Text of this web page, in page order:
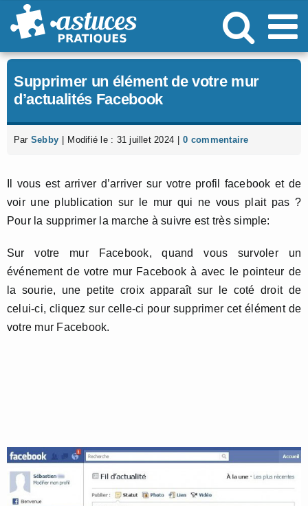
Passer
au
Supprimer un élément de votre mur
d’actualités Facebook
Par Sebby Modifié le : 31 juillet 2024 0 commentaire
Il vous est arriver d’arriver sur votre profil facebook et de
voir une plublication sur le mur qui ne vous plait pas ?
Pour la supprimer la marche à suivre est très simple:
Sur votre mur Facebook, quand vous survoler un
événement de votre mur Facebook à avec le pointeur de
la sourie, une petite croix apparaît sur le coté droit de
celui-ci, cliquez sur celle-ci pour supprimer cet élément de
votre mur Facebook.